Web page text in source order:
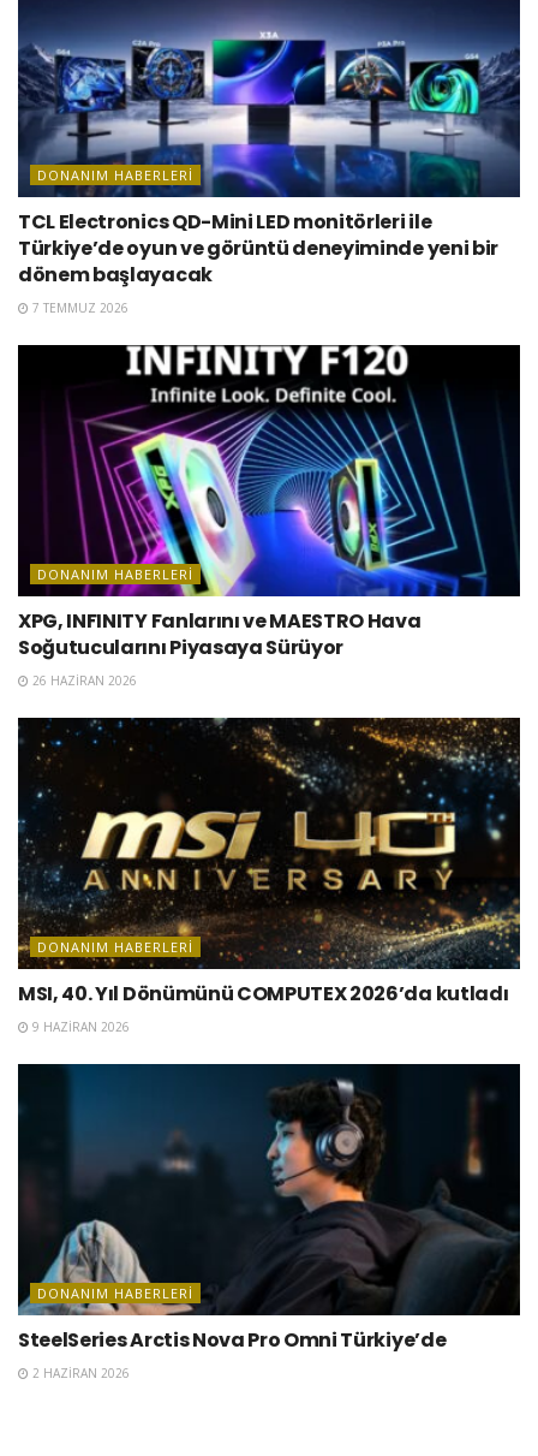
DONANIM HABERLERI
TCL Electronics QD-Mini LED monitörleri ile
Türkiye’de oyun ve görüntü deneyiminde yeni bir
dönem başlayacak
7 TEMMUZ 2026
DONANIM HABERLERI
XPG, INFINITY Fanlarını ve MAESTRO Hava
Soğutucularını Piyasaya Sürüyor
26 HAZIRAN 2026
DONANIM HABERLERI
MSI, 40. Yıl Dönümünü COMPUTEX 2026’da kutladı
9 HAZIRAN 2026
DONANIM HABERLERI
SteelSeries Arctis Nova Pro Omni Türkiye’de
2 HAZIRAN 2026